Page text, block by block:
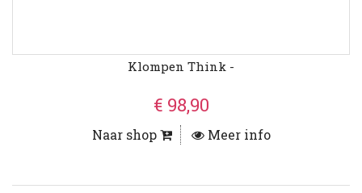
Klompen Think -
€ 98,90
Naar shop Meer info